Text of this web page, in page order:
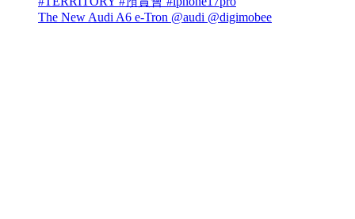
The New Audi A6 e-Tron @audi @digimobee